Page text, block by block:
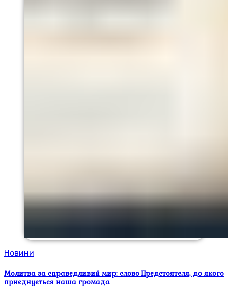
Новини
Молитва за справедливий мир: слово Предстоятеля, до якого
приєднується наша громада